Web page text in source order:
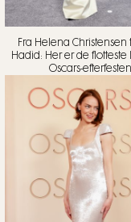
Fra Helena Christensen
Hadid: Her er de flotteste
Oscars-efterfesten